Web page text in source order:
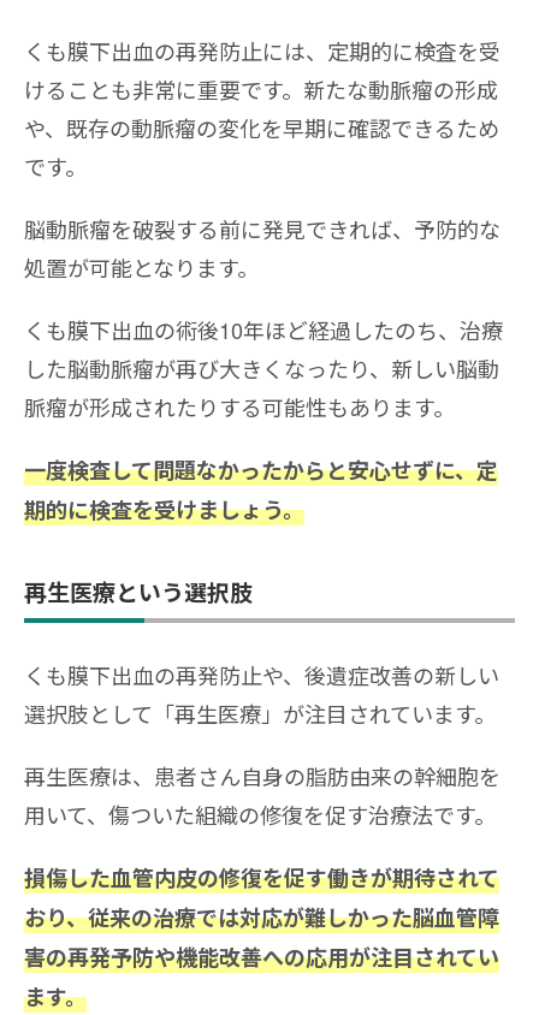
くも膜下出血の再発防止には、定期的に検査を受
けることも非常に重要です。新たな動脈瘤の形成
や、既存の動脈瘤の変化を早期に確認できるため
です。
脳動脈瘤を破裂する前に発見できれば、予防的な
処置が可能となります。
くも膜下出血の術後10年ほど経過したのち、治療
した脳動脈瘤が再び大きくなったり、新しい脳動
脈瘤が形成されたりする可能性もあります。
一度検査して問題なかったからと安心せずに、定
期的に検査を受けましょう。
再生医療という選択肢
くも膜下出血の再発防止や、後遺症改善の新しい
選択肢として「再生医療」が注目されています。
再生医療は、患者さん自身の脂肪由来の幹細胞を
用いて、傷ついた組織の修復を促す治療法です。
損傷した血管内皮の修復を促す働きが期待されて
おり、従来の治療では対応が難しかった脳血管障
害の再発予防や機能改善への応用が注目されてい
ます。